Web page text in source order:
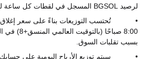
لرصيد
BGSOL المسجل في لقطات كل ساعة
•
تُحتسب التوزيعات بناءً على سعر إغلاق
8:00 صباحًا
بسبب تقلبات السوق.
•
سيتم توزيع الأرباح اليومية على